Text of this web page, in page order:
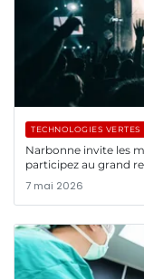
TECHNOLOGIES VERTES
Narbonne invite les
participez au grand
7 mai 2026